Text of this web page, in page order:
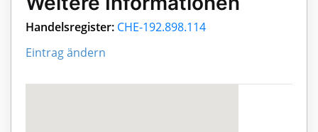
Handelsregister: CHE-192.898.114
Eintrag ändern